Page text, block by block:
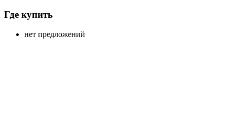
Где купить
нет предложений